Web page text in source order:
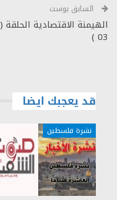
السابق بوست
الهيمنة الاقتصادية الحلقة (
03 )
قد يعجبك ايضا
نشرة فلسطين